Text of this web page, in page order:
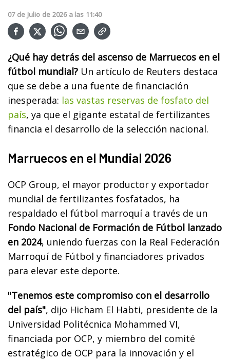
07 de Julio de 2026 a las 11:40
¿Qué hay detrás del ascenso de Marruecos en el
fútbol mundial? Un artículo de Reuters destaca
que se debe a una fuente de financiación
inesperada: las vastas reservas de fosfato del
país, ya que el gigante estatal de fertilizantes
financia el desarrollo de la selección nacional.
Marruecos en el Mundial 2026
OCP Group, el mayor productor y exportador
mundial de fertilizantes fosfatados, ha
respaldado el fútbol marroquí a través de un
Fondo Nacional de Formación de Fútbol lanzado
en 2024, uniendo fuerzas con la Real Federación
Marroquí de Fútbol y financiadores privados
para elevar este deporte.
"Tenemos este compromiso con el desarrollo
del país", dijo Hicham El Habti, presidente de la
Universidad Politécnica Mohammed VI,
financiada por OCP, y miembro del comité
estratégico de OCP para la innovación y el